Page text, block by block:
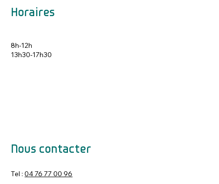
Horaires
8h-12h
13h30-17h30
Nous contacter
Tel :04 76 77 00 96